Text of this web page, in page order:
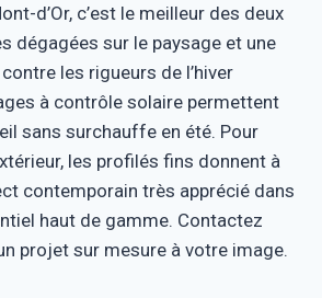
d’Or, c’est le meilleur des deux
dégagées sur le paysage et une
les rigueurs de l’hiver
à contrôle solaire permettent
sans surchauffe en été. Pour
les profilés fins donnent à
contemporain très apprécié dans
haut de gamme. Contactez
projet sur mesure à votre image.